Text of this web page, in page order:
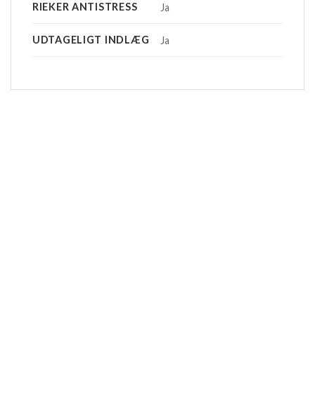
RIEKER ANTISTRESS Ja
UDTAGELIGT INDLÆG Ja